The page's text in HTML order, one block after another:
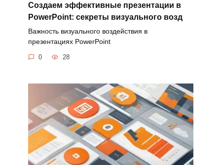
Создаем эффективные презентации в
PowerPoint: секреты визуального возд
Важность визуального воздействия в
презентациях PowerPoint
0 28